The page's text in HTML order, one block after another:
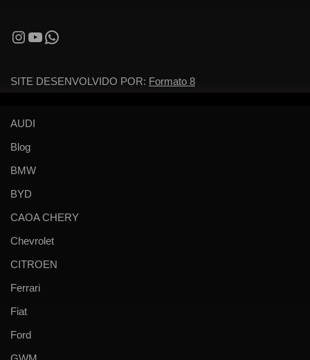
SITE DESENVOLVIDO POR: Formato 8
AUDI
Blog
BMW
BYD
CAOA CHERY
Chevrolet
CITROEN
Ferrari
Fiat
Ford